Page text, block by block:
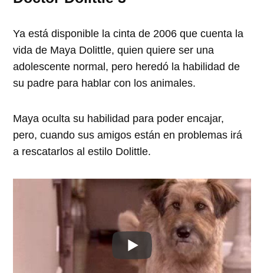
Ya está disponible la cinta de 2006 que cuenta la
vida de Maya Dolittle, quien quiere ser una
adolescente normal, pero heredó la habilidad de
su padre para hablar con los animales.
Maya oculta su habilidad para poder encajar,
pero, cuando sus amigos están en problemas irá
a rescatarlos al estilo Dolittle.